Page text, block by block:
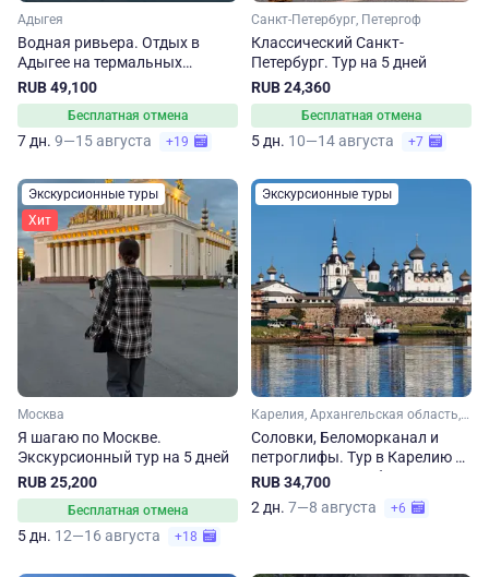
Адыгея
Водная ривьера. Отдых в
Адыгее на термальных
источниках
RUB 49,100
Бесплатная отмена
7 дн. 9—15 августа +19
Санкт-Петербург, Петергоф
Классический Санкт-
Петербург. Тур на 5 дней
RUB 24,360
Бесплатная отмена
5 дн. 10—14 августа +7
Экскурсионные туры
Хит
Москва
Я шагаю по Москве.
Экскурсионный тур на 5 дней
RUB 25,200
Бесплатная отмена
5 дн. 12—16 августа +18
Экскурсионные туры
Карелия, Архангельская область, Арктика
Соловки, Беломорканал и
петроглифы. Тур в Карелию и
Архангельскую область
RUB 34,700
2 дн. 7—8 августа +6